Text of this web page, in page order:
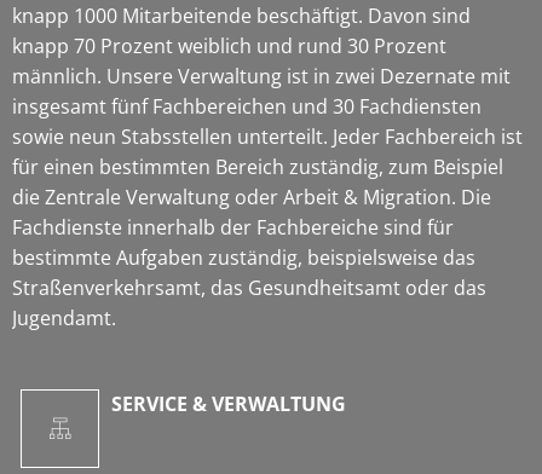
knapp 1000 Mitarbeitende beschäftigt. Davon sind
knapp 70 Prozent weiblich und rund 30 Prozent
männlich. Unsere Verwaltung ist in zwei Dezernate mit
insgesamt fünf Fachbereichen und 30 Fachdiensten
sowie neun Stabsstellen unterteilt. Jeder Fachbereich ist
für einen bestimmten Bereich zuständig, zum Beispiel
die Zentrale Verwaltung oder Arbeit & Migration. Die
Fachdienste innerhalb der Fachbereiche sind für
bestimmte Aufgaben zuständig, beispielsweise das
Straßenverkehrsamt, das Gesundheitsamt oder das
Jugendamt.
SERVICE & VERWALTUNG